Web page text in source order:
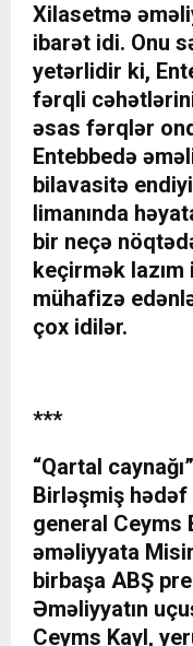
Xilasetmə
ibarət idi. Onu
yetərlidir ki,
fərqli
əsas fərqlər
Entebbedə
bilavasitə
limanında
bir neçə
keçirmək
mühafizə
çox idilər.
***
“Qartal
Birləşmiş hədəf
general Ceyms
əməliyyata
birbaşa ABŞ
Əməliyyatın
Ceyms Kayl,